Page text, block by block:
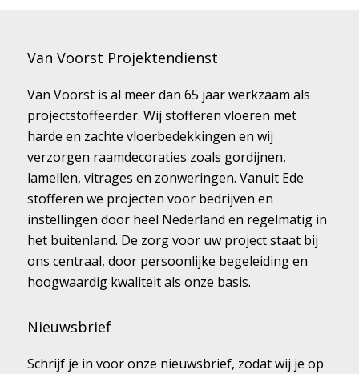
Van Voorst Projektendienst
Van Voorst is al meer dan 65 jaar werkzaam als
projectstoffeerder. Wij stofferen vloeren met
harde en zachte vloerbedekkingen en wij
verzorgen raamdecoraties zoals gordijnen,
lamellen, vitrages en zonweringen. Vanuit Ede
stofferen we projecten voor bedrijven en
instellingen door heel Nederland en regelmatig in
het buitenland. De zorg voor uw project staat bij
ons centraal, door persoonlijke begeleiding en
hoogwaardig kwaliteit als onze basis.
Nieuwsbrief
Schrijf je in voor onze nieuwsbrief, zodat wij je op